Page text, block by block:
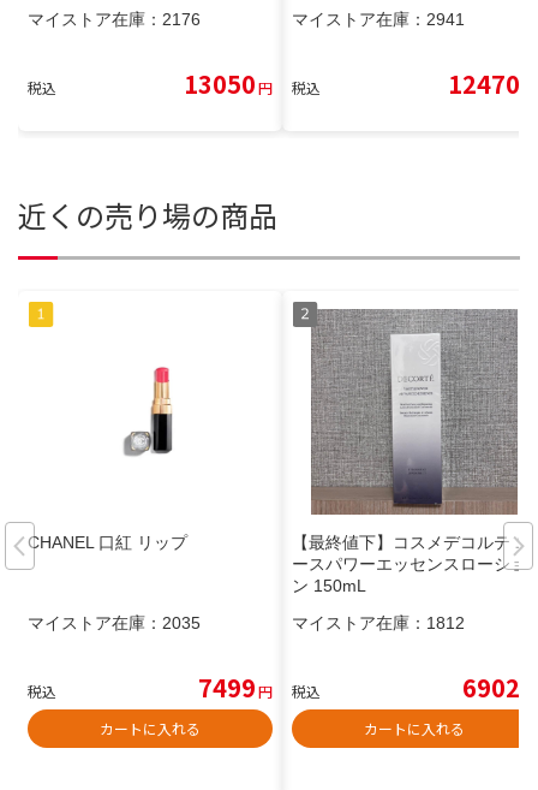
マイストア在庫： 2176
税込 13050円
マイストア在庫： 2941
税込 12470
近くの売り場の商品
CHANEL 口紅 リップ
マイストア在庫： 2035
税込 7499円
カートに入れる
【最終値下】コスメデコルテ ユ
ースパワーエッセンスローショ
ン 150mL
マイストア在庫： 1812
税込 6902
カートに入れる